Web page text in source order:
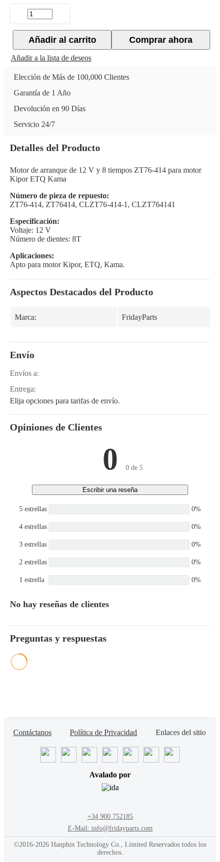
Comprar ahora
Añadir al carrito
Añadir a la lista de deseos
Elección de Más de 100,000 Clientes
Garantía de 1 Año
Devolución en 90 Días
Servicio 24/7
Detalles del Producto
Motor de arranque de 12 V y 8 tiempos ZT76-414 para motor
Kipor ETQ Kama
Número de pieza de repuesto:
ZT76-414, ZT76414, CLZT76-414-1, CLZT764141
Especificación:
Voltaje: 12 V
Número de dientes: 8T
Aplicaciones:
Apto para motor Kipor, ETQ, Kama.
Aspectos Destacados del Producto
Marca: FridayParts
Envío
Envíos a:
Entrega:
Elija opciones para tarifas de envío.
Opiniones de Clientes
0 0 de 5
Escribir una reseña
5 estrellas 0%
4 estrellas 0%
3 estrellas 0%
2 estrellas 0%
1 estrella 0%
No hay reseñas de clientes
Preguntas y respuestas
Contáctanos Política de Privacidad Enlaces del sitio
Avalado por
+34 900 752185
E-Mail: info@fridayparts.com
©2016-2026 Hanphin Technology Co., Limited Reservados todos los
derechos.